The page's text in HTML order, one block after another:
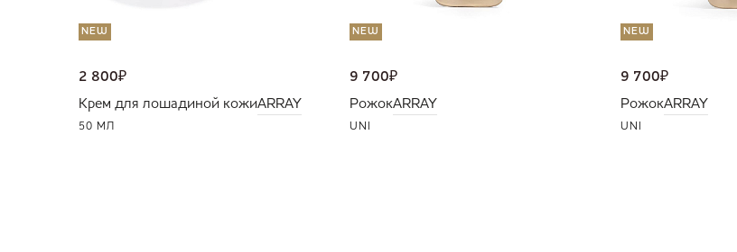
NEW
2 800₽
Крем для лошадиной кожиARRAY
50 МЛ
NEW
9 700₽
РожокARRAY
UNI
NEW
9 700₽
РожокARRAY
UNI